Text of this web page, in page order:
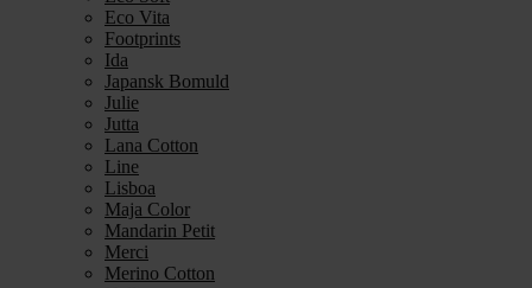
Eco Vita
Footprints
Ida
Japansk Bomuld
Julie
Jutta
Lana Cotton
Line
Lisboa
Maja Color
Mandarin Petit
Merci
Merino Cotton